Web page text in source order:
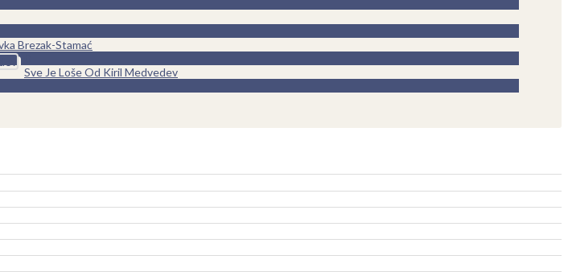
Brezak-Stamać
Sve Je Loše Od Kiril Medvedev